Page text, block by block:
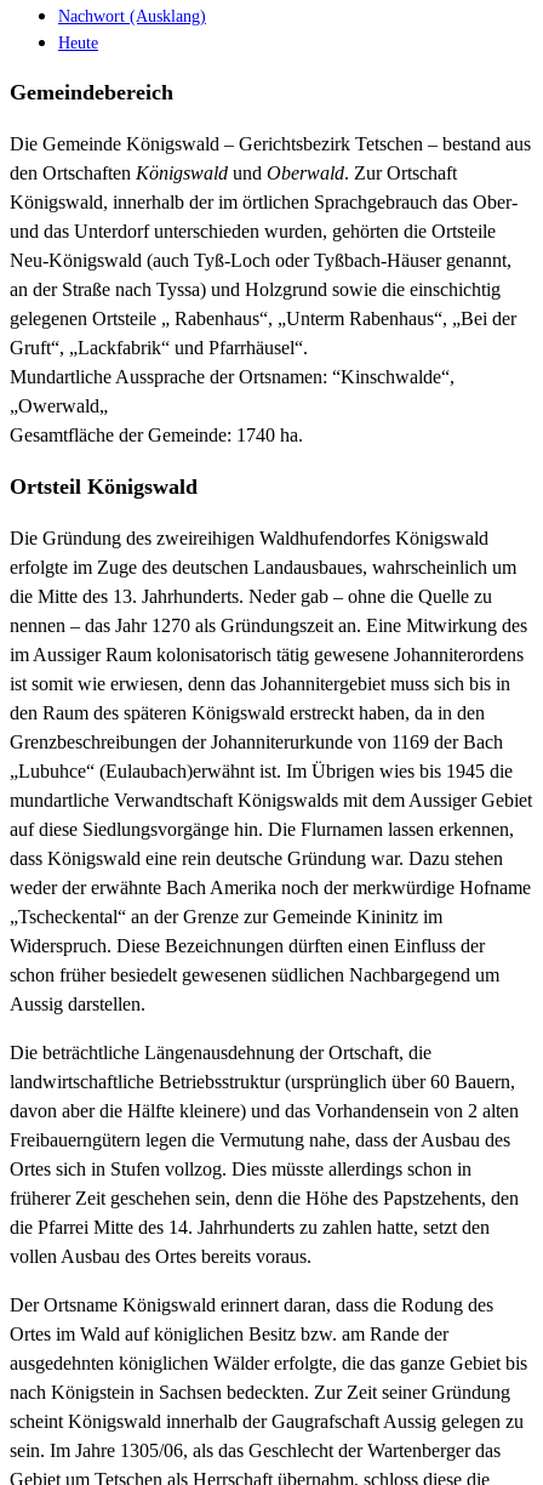
Nachwort (Ausklang)
Heute
Gemeindebereich
Die Gemeinde Königswald – Gerichtsbezirk Tetschen – bestand aus
den Ortschaften Königswald und Oberwald. Zur Ortschaft
Königswald, innerhalb der im örtlichen Sprachgebrauch das Ober-
und das Unterdorf unterschieden wurden, gehörten die Ortsteile
Neu-Königswald (auch Tyß-Loch oder Tyßbach-Häuser genannt,
an der Straße nach Tyssa) und Holzgrund sowie die einschichtig
gelegenen Ortsteile „ Rabenhaus“, „Unterm Rabenhaus“, „Bei der
Gruft“, „Lackfabrik“ und Pfarrhäusel“.
Mundartliche Aussprache der Ortsnamen: “Kinschwalde“,
„Owerwald„
Gesamtfläche der Gemeinde: 1740 ha.
Ortsteil Königswald
Die Gründung des zweireihigen Waldhufendorfes Königswald
erfolgte im Zuge des deutschen Landausbaues, wahrscheinlich um
die Mitte des 13. Jahrhunderts. Neder gab – ohne die Quelle zu
nennen – das Jahr 1270 als Gründungszeit an. Eine Mitwirkung des
im Aussiger Raum kolonisatorisch tätig gewesene Johanniterordens
ist somit wie erwiesen, denn das Johannitergebiet muss sich bis in
den Raum des späteren Königswald erstreckt haben, da in den
Grenzbeschreibungen der Johanniterurkunde von 1169 der Bach
„Lubuhce“ (Eulaubach)erwähnt ist. Im Übrigen wies bis 1945 die
mundartliche Verwandtschaft Königswalds mit dem Aussiger Gebiet
auf diese Siedlungsvorgänge hin. Die Flurnamen lassen erkennen,
dass Königswald eine rein deutsche Gründung war. Dazu stehen
weder der erwähnte Bach Amerika noch der merkwürdige Hofname
„Tscheckental“ an der Grenze zur Gemeinde Kininitz im
Widerspruch. Diese Bezeichnungen dürften einen Einfluss der
schon früher besiedelt gewesenen südlichen Nachbargegend um
Aussig darstellen.
Die beträchtliche Längenausdehnung der Ortschaft, die
landwirtschaftliche Betriebsstruktur (ursprünglich über 60 Bauern,
davon aber die Hälfte kleinere) und das Vorhandensein von 2 alten
Freibauerngütern legen die Vermutung nahe, dass der Ausbau des
Ortes sich in Stufen vollzog. Dies müsste allerdings schon in
früherer Zeit geschehen sein, denn die Höhe des Papstzehents, den
die Pfarrei Mitte des 14. Jahrhunderts zu zahlen hatte, setzt den
vollen Ausbau des Ortes bereits voraus.
Der Ortsname Königswald erinnert daran, dass die Rodung des
Ortes im Wald auf königlichen Besitz bzw. am Rande der
ausgedehnten königlichen Wälder erfolgte, die das ganze Gebiet bis
nach Königstein in Sachsen bedeckten. Zur Zeit seiner Gründung
scheint Königswald innerhalb der Gaugrafschaft Aussig gelegen zu
sein. Im Jahre 1305/06, als das Geschlecht der Wartenberger das
Gebiet um Tetschen als Herrschaft übernahm, schloss diese die